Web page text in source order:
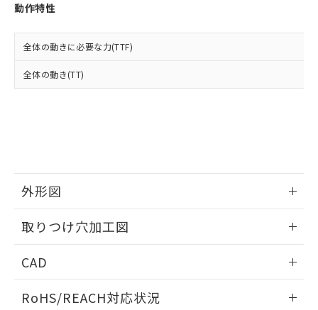
動作特性
全体の動きに必要な力(TTF)
全体の動き(TT)
外形図
取りつけ穴加工図
CAD
ドすることができます。
RoHS/REACH対応状況
ものではありません。
また、RoHS指令のフタル酸エステル類４
荷製品に未対応品が混在することから備考